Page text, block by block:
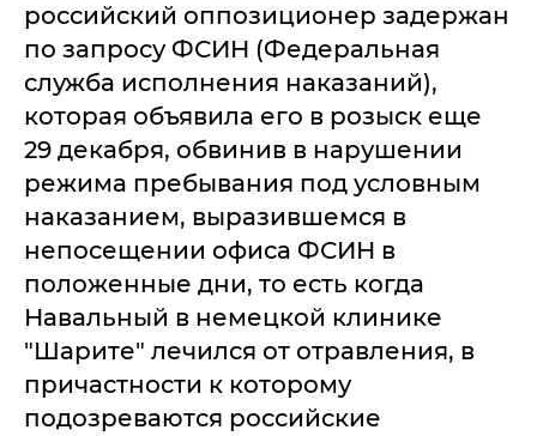
российский оппозиционер задержан
по запросу ФСИН (Федеральная
служба исполнения наказаний),
которая объявила его в розыск еще
29 декабря, обвинив в нарушении
режима пребывания под условным
наказанием, выразившемся в
непосещении офиса ФСИН в
положенные дни, то есть когда
Навальный в немецкой клинике
"Шарите" лечился от отравления, в
причастности к которому
подозреваются российские